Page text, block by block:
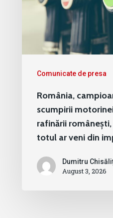
Comunicate de presa
România,
scumpirii
rafinării
totul ar veni din
Dumitru
August 3, 2026